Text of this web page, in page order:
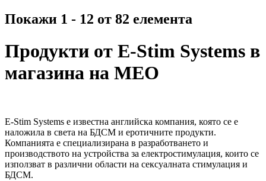
Покажи 1 - 12 от 82 елемента
Продукти от E-Stim Systems в
магазина на MEO
E-Stim Systems е известна английска компания, която се е
наложила в света на БДСМ и еротичните продукти.
Компанията е специализирана в разработването и
производството на устройства за електростимулация, които се
използват в различни области на сексуалната стимулация и
БДСМ.